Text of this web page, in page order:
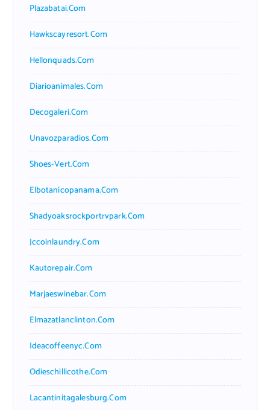
Plazabatai.com
Hawkscayresort.com
Hellonquads.com
Diarioanimales.com
Decogaleri.com
Unavozparadios.com
Shoes-Vert.com
Elbotanicopanama.com
Shadyoaksrockportrvpark.com
Jccoinlaundry.com
Kautorepair.com
Marjaeswinebar.com
Elmazatlanclinton.com
Ideacoffeenyc.com
Odieschillicothe.com
Lacantinitagalesburg.com